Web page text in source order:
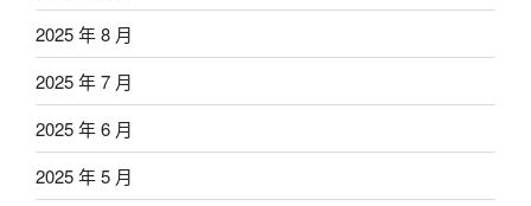
2025 年 8 月
2025 年 7 月
2025 年 6 月
2025 年 5 月